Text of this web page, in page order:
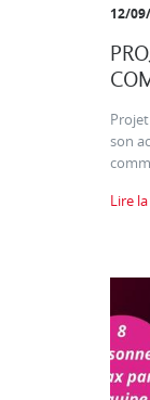
12/
son
Lire